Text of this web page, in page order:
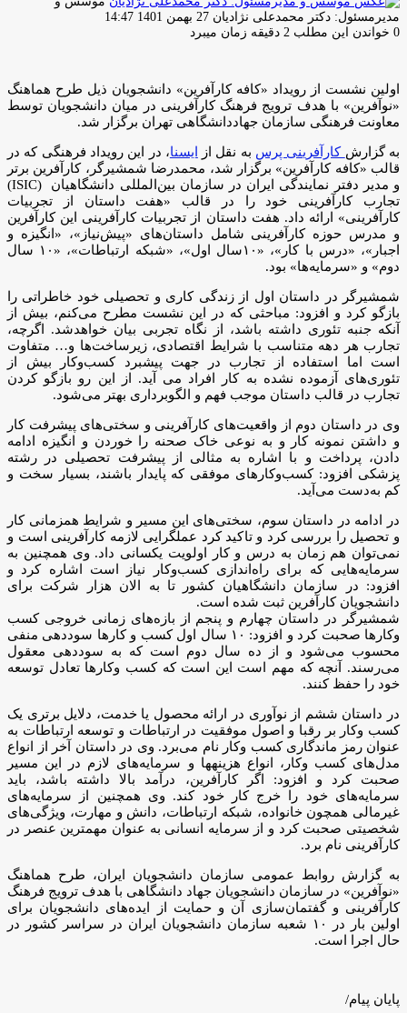
مدیرمسئول: دکتر محمدعلی نژادیان ارسال
ایمیل
27 بهمن 1401 14:47
0 خواندن این مطلب 2 دقیقه زمان میبرد
اولین نشست از رویداد «کافه کارآفرین» دانشجویان ذیل طرح هماهنگ
«نوآفرین» با هدف ترویج فرهنگ کارآفرینی در میان دانشجویان توسط
معاونت فرهنگی سازمان جهاددانشگاهی تهران برگزار شد.
به گزارش کارآفرینی پرس به نقل از ایسنا، در این رویداد فرهنگی که در
قالب «کافه کارآفرین» برگزار شد، محمدرضا شمشیرگر، کارآفرین برتر
و مدیر دفتر نمایندگی ایران در سازمان بین‌المللی دانشگاهیان (ISIC)
تجارب کارآفرینی خود را در قالب «هفت داستان از تجربیات
کارآفرینی» ارائه داد. هفت داستان از تجربیات کارآفرینی این کارآفرین
و مدرس حوزه کارآفرینی شامل داستان‌های «پیش‌نیاز»، «انگیزه و
اجبار»، «درس با کار»، «۱۰سال اول»، «شبکه ارتباطات»، «۱۰ سال
دوم» و «سرمایه‌ها» بود.
شمشیرگر در داستان اول از زندگی کاری و تحصیلی خود خاطراتی را
بازگو کرد و افزود: مباحثی که در این نشست مطرح می‌کنم، بیش از
آنکه جنبه تئوری داشته باشد، از نگاه تجربی بیان خواهدشد. اگرچه،
تجارب هر دهه متناسب با شرایط اقتصادی، زیرساخت‌ها و… متفاوت
است اما استفاده از تجارب در جهت پیشبرد کسب‌وکار بیش از
تئوری‌های آزموده نشده به کار افراد می آید. از این رو بازگو کردن
تجارب در قالب داستان موجب فهم و الگوبرداری بهتر می‌شود.
وی در داستان دوم از واقعیت‌های کارآفرینی و سختی‌های پیشرفت کار
و داشتن نمونه کار و به نوعی خاک صحنه را خوردن و انگیزه ادامه
دادن، پرداخت و با اشاره به مثالی از پیشرفت تحصیلی در رشته
پزشکی افزود: کسب‌وکارهای موفقی که پایدار باشند، بسیار سخت و
کم به‌دست می‌آید.
در ادامه در داستان سوم، سختی‌های این مسیر و شرایط همزمانی کار
و تحصیل را بررسی کرد و تاکید کرد عملگرایی لازمه کارآفرینی است و
نمی‌توان هم زمان به درس و کار اولویت یکسانی داد. وی همچنین به
سرمایه‌هایی که برای راه‌اندازی کسب‌وکار نیاز است اشاره کرد و
افزود: در سازمان دانشگاهیان کشور تا به الان هزار شرکت برای
دانشجویان کارآفرین ثبت شده است.
شمشیرگر در داستان چهارم و پنجم از بازه‌های زمانی خروجی کسب
وکارها صحبت کرد و افزود: ۱۰ سال اول کسب و کارها سوددهی منفی
محسوب می‌شود و از ده سال دوم است که به سوددهی معقول
می‌رسند. آنچه که مهم است این است که کسب وکارها تعادل توسعه
خود را حفظ کنند.
در داستان ششم از نوآوری در ارائه محصول یا خدمت، دلایل برتری یک
کسب‌ وکار بر رقبا و اصول موفقیت در ارتباطات و توسعه ارتباطات به
عنوان رمز ماندگاری کسب وکار نام می‌برد. وی در داستان آخر از انواع
مدل‌های کسب وکار، انواع هزینهها و سرمایه‌های لازم در این مسیر
صحبت کرد و افزود: اگر کارآفرین، درآمد بالا داشته باشد، باید
سرمایه‌های خود را خرج کار خود کند. وی همچنین از سرمایه‌های
غیرمالی همچون خانواده، شبکه ارتباطات، دانش و مهارت، ویژگی‌های
شخصیتی صحبت کرد و از سرمایه انسانی به عنوان مهمترین عنصر در
کارآفرینی نام برد.
به گزارش روابط عمومی سازمان دانشجویان ایران، طرح هماهنگ
«نوآفرین» در سازمان دانشجویان جهاد دانشگاهی با هدف ترویج فرهنگ
کارآفرینی و گفتمان‌سازی آن و حمایت از ایده‌های دانشجویان برای
اولین بار در ۱۰ شعبه سازمان دانشجویان ایران در سراسر کشور در
حال اجرا است.
پایان پیام/